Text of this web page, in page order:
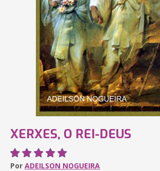
XERXES, O REI-DEUS
Por ADEILSON NOGUEIRA